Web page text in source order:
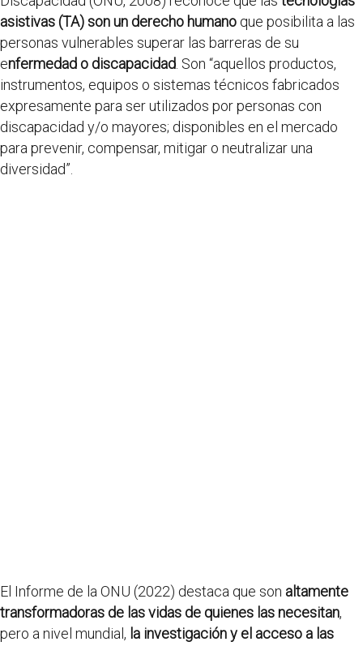
asistivas (TA) son un derecho humano que posibilita a las
personas vulnerables superar las barreras de su
enfermedad o discapacidad . Son “aquellos productos,
instrumentos, equipos o sistemas técnicos fabricados
expresamente para ser utilizados por personas con
discapacidad y/o mayores; disponibles en el mercado
para prevenir, compensar, mitigar o neutralizar una
diversidad”.
El Informe de la ONU (2022) destaca que son altamente
transformadoras de las vidas de quienes las necesitan,
pero a nivel mundial, la investigación y el acceso a las